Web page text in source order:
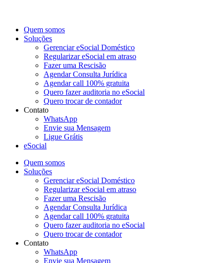
Quem somos
Soluções
Gerenciar eSocial Doméstico
Regularizar eSocial em atraso
Fazer uma Rescisão
Agendar Consulta Jurídica
Agendar call 100% gratuita
Quero fazer auditoria no eSocial
Quero trocar de contador
Contato
WhatsApp
Envie sua Mensagem
Ligue Grátis
eSocial
Quem somos
Soluções
Gerenciar eSocial Doméstico
Regularizar eSocial em atraso
Fazer uma Rescisão
Agendar Consulta Jurídica
Agendar call 100% gratuita
Quero fazer auditoria no eSocial
Quero trocar de contador
Contato
WhatsApp
Envie sua Mensagem